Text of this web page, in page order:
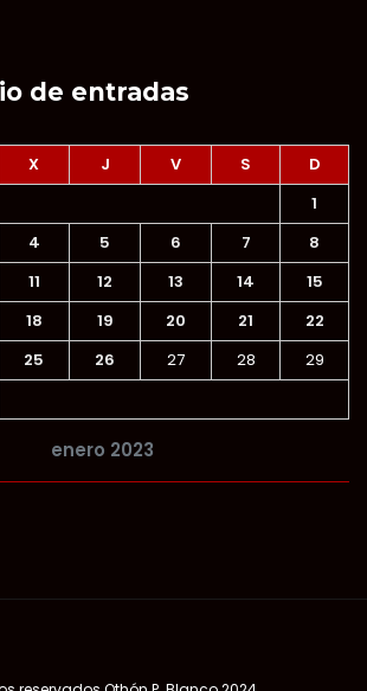
de entradas
enero 2023
X J V S
D
1
4 5 6 7
8
11 12 13 14
15
18 19 20 21
22
25 26 27 28
29